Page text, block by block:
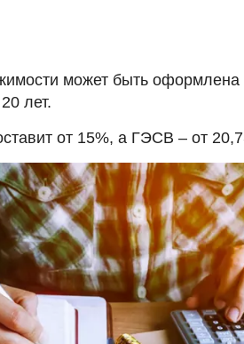
может быть
лет.
от 15%, а ГЭСВ – от